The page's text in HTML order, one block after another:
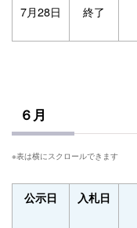
7月28日
終了
６月
公示日 入札日